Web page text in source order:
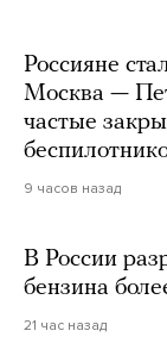
Россияне
Москва —
частые
9 часов назад
В России
бензина
21 час назад